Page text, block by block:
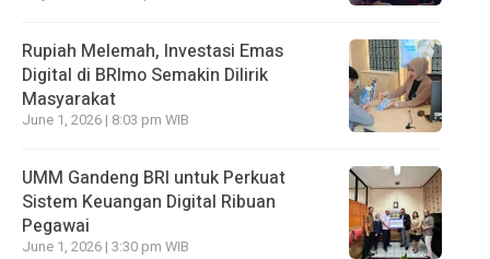
Rupiah Melemah, Investasi Emas
Digital di BRImo Semakin Dilirik
Masyarakat
June 1, 2026 | 8:03 pm WIB
UMM Gandeng BRI untuk Perkuat
Sistem Keuangan Digital Ribuan
Pegawai
June 1, 2026 | 3:30 pm WIB